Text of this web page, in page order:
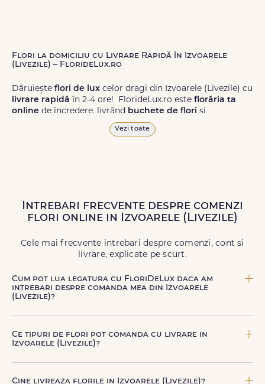
Flori la domiciliu cu Livrare Rapidă în Izvoarele
(Livezile) – FlorideLux.ro
Dăruiește flori de lux celor dragi din Izvoarele (Livezile) cu
livrare rapidă în 2-4 ore! FlorideLux.ro este florăria ta
online de încredere, livrând buchete de flori și
de calitate superioară în Izvoarele
(Livezile) și în toată România.
Livrăm buchete de florichiar și înweekend , pentru ca tu
Vezi toate
Intrebari frecvente despre comenzi
flori online in Izvoarele (Livezile)
Cele mai frecvente intrebari despre comenzi, cont si
livrare, explicate pe scurt.
Cum pot lua legatura cu FloriDeLux daca am
intrebari despre comanda mea din Izvoarele
(Livezile)?
pentru comenzile cu livrare in Izvoarele (Livezile). Ne poti
contacta oricand pentru informatii despre comanda,
Ce tipuri de flori pot comanda cu livrare in
Izvoarele (Livezile)?
aniversari, onomastici, sarbatori, evenimente speciale sau
Cine livreaza florile in Izvoarele (Livezile)?